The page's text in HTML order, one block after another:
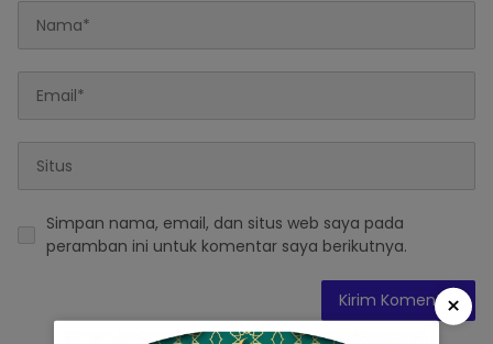
Simpan nama, email, dan situs web saya pada
peramban ini untuk komentar saya berikutnya.
×